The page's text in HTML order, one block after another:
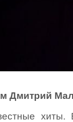
Дмитрий
хиты.